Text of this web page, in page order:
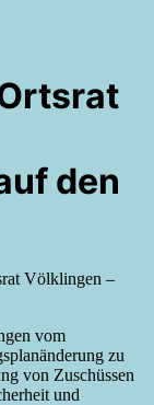
den
Völklingen –
vom
zu
von Zuschüssen
und